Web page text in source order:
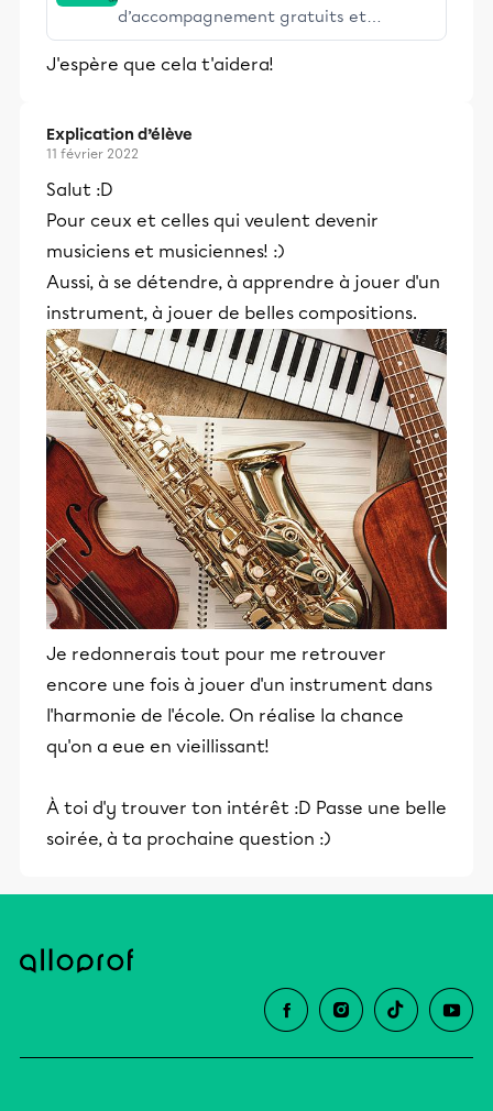
d’accompagnement gratuits et
stimulants, Alloprof engage les élèves
et leurs parents dans la réussite
J'espère que cela t'aidera!
Explication d’élève
11 février 2022
Salut :D
Pour ceux et celles qui veulent devenir
musiciens et musiciennes! :)
Aussi, à se détendre, à apprendre à jouer d'un
instrument, à jouer de belles compositions.
Je redonnerais tout pour me retrouver
encore une fois à jouer d'un instrument dans
l'harmonie de l'école. On réalise la chance
qu'on a eue en vieillissant!
À toi d'y trouver ton intérêt :D Passe une belle
soirée, à ta prochaine question :)